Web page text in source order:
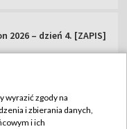
2026 – dzień 4. [ZAPIS]
wyrazić zgody na
i zbierania danych,
i ich